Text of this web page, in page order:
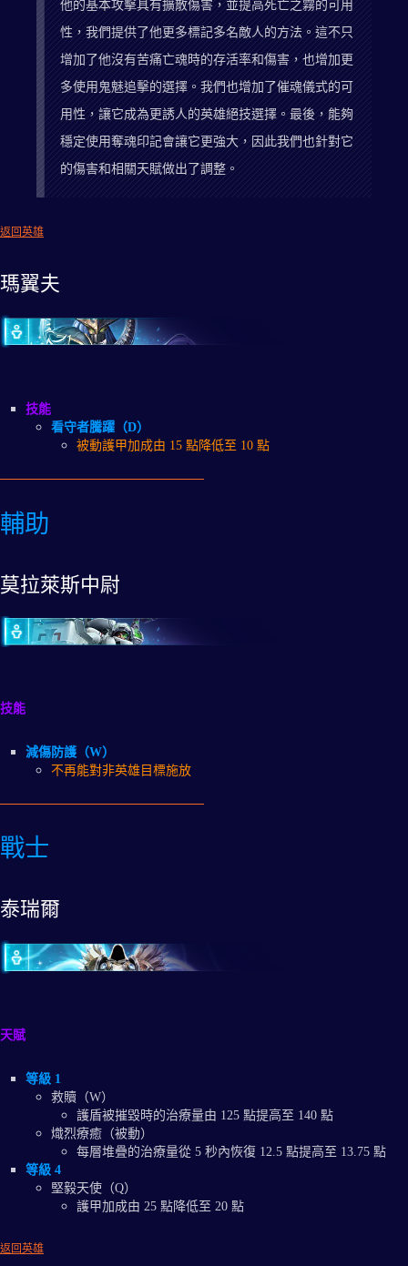
他的基本攻擊具有擴散傷害，並提高死亡之霧的可用
性，我們提供了他更多標記多名敵人的方法。這不只
增加了他沒有苦痛亡魂時的存活率和傷害，也增加更
多使用鬼魅追擊的選擇。我們也增加了催魂儀式的可
用性，讓它成為更誘人的英雄絕技選擇。最後，能夠
穩定使用奪魂印記會讓它更強大，因此我們也針對它
的傷害和相關天賦做出了調整。
返回英雄
瑪翼夫
技能
看守者騰躍（D）
被動護甲加成由 15 點降低至 10 點
輔助
莫拉萊斯中尉
技能
減傷防護（W）
不再能對非英雄目標施放
戰士
泰瑞爾
天賦
等級 1
救贖（W）
護盾被摧毀時的治療量由 125 點提高至 140 點
熾烈療癒（被動）
每層堆疊的治療量從 5 秒內恢復 12.5 點提高至 13.75 點
等級 4
堅毅天使（Q）
護甲加成由 25 點降低至 20 點
返回英雄